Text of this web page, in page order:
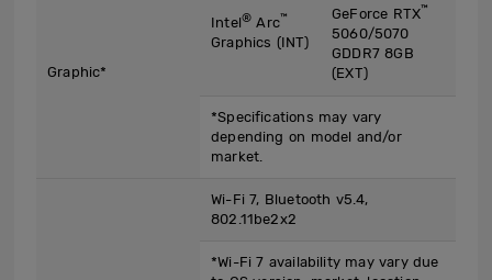
Graphic*
Intel® Arc™
Graphics (INT)
GeForce RTX™
5060/5070
GDDR7 8GB
(EXT)
*Specifications may vary
depending on model and/or
market.
Wi-Fi 7, Bluetooth v5.4,
802.11be2x2
*Wi-Fi 7 availability may vary due